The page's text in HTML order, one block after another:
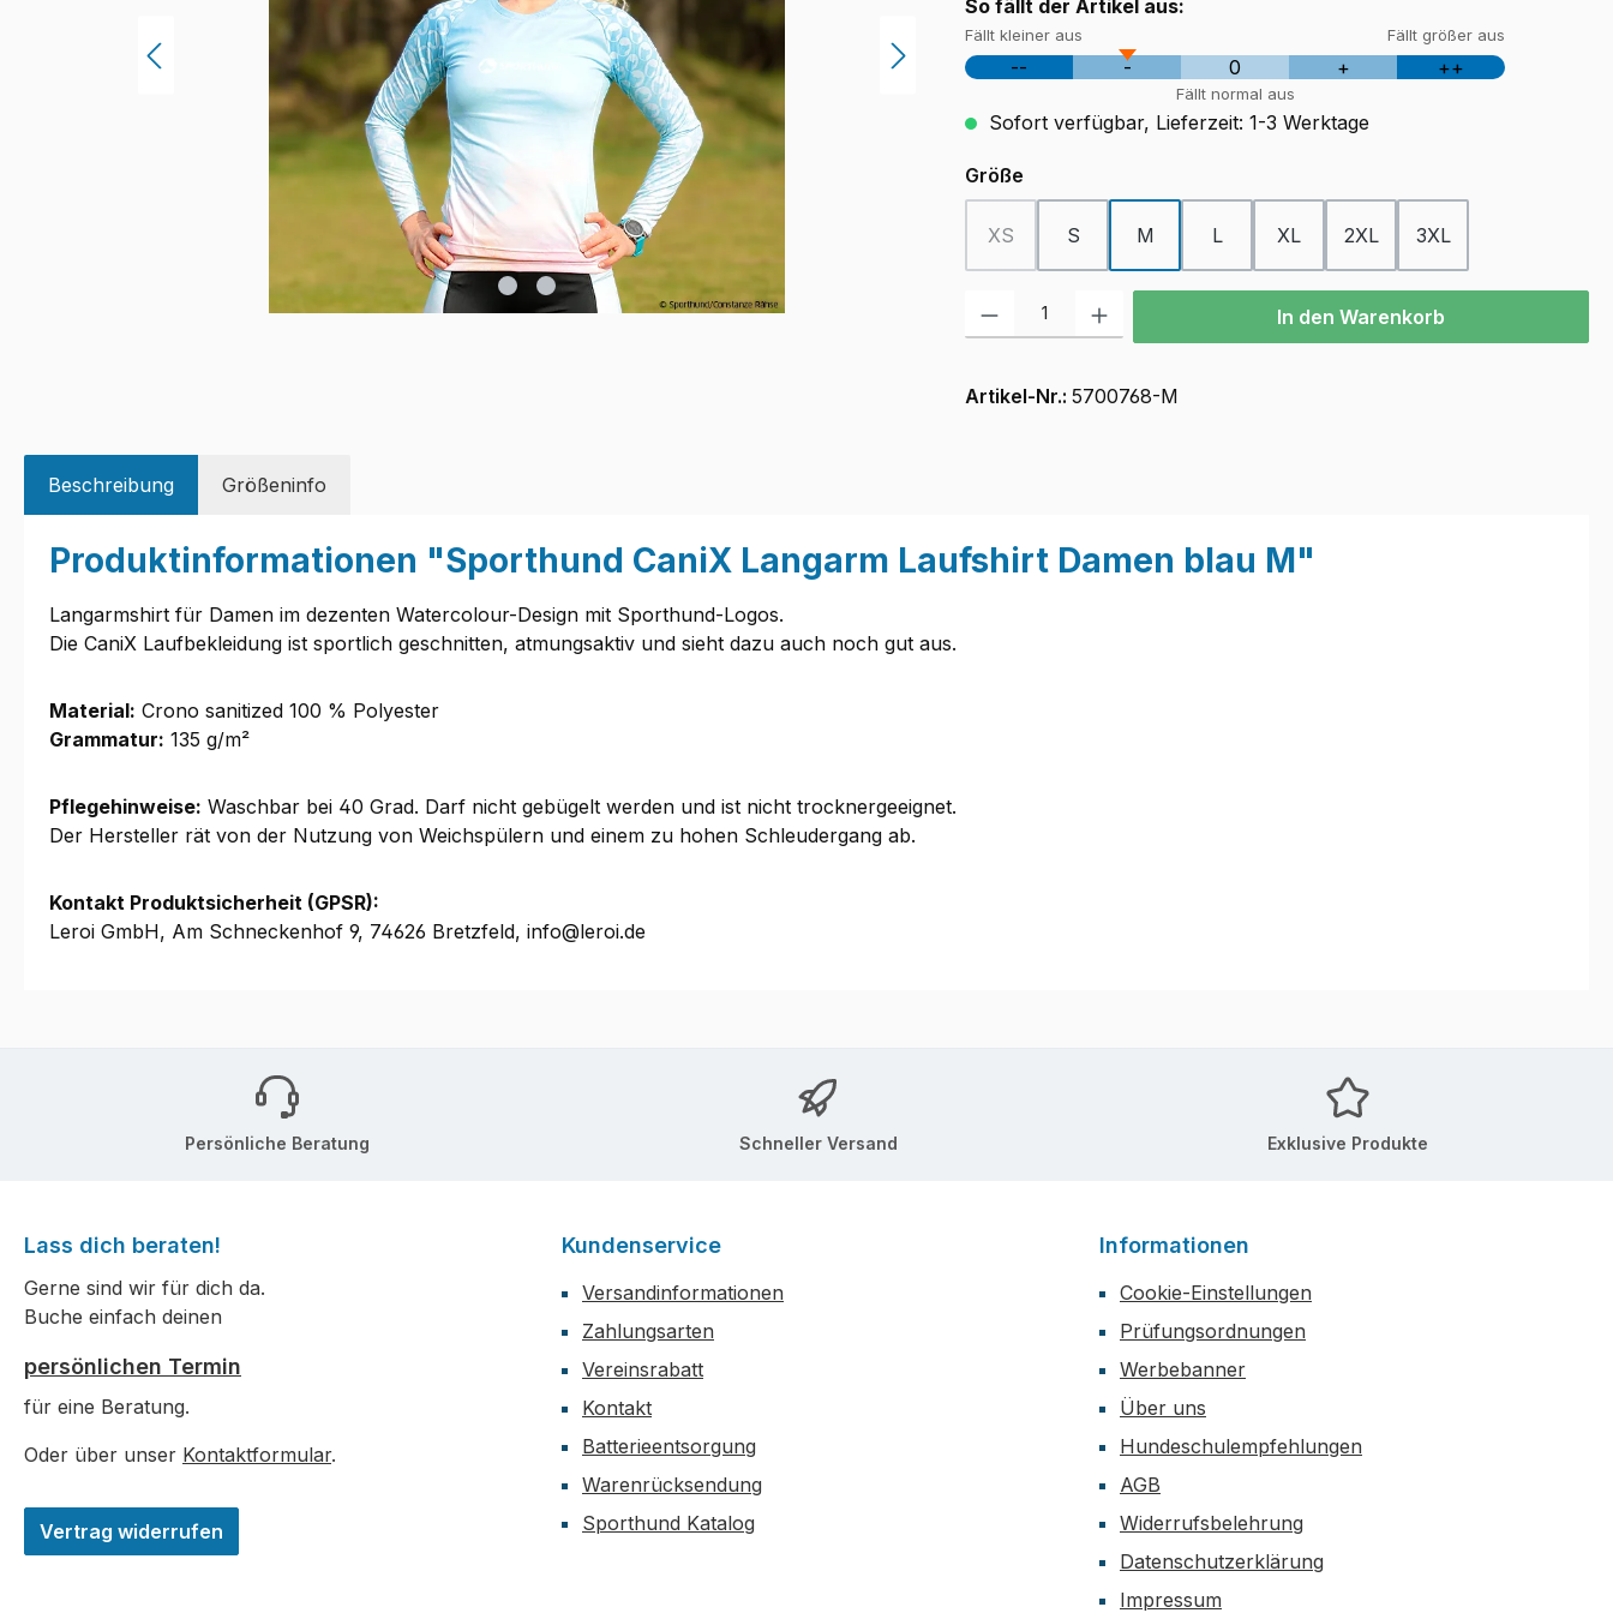
So fällt der Artikel aus:
Fällt kleiner aus Fällt größer aus
-- - 0 + ++
Fällt normal aus
Sofort verfügbar, Lieferzeit: 1-3 Werktage
Größe
XS
(Diese Option ist zurzeit nicht verfügbar.)
S M L XL 2XL 3XL
Produkt Anzahl: Gib den gewünschten Wert ein oder benutze die Schaltflächen
In den Warenkorb
Artikel-Nr.: 5700768-M
Beschreibung Größeninfo
Produktinformationen "Sporthund CaniX Langarm Laufshirt Damen blau M"
Langarmshirt für Damen im dezenten Watercolour-Design mit Sporthund-Logos.
Die CaniX Laufbekleidung ist sportlich geschnitten, atmungsaktiv und sieht dazu auch noch gut aus.
Material: Crono sanitized 100 % Polyester
Grammatur: 135 g/m²
Pflegehinweise: Waschbar bei 40 Grad. Darf nicht gebügelt werden und ist nicht trocknergeeignet.
Der Hersteller rät von der Nutzung von Weichspülern und einem zu hohen Schleudergang ab.
Kontakt Produktsicherheit (GPSR):
Leroi GmbH, Am Schneckenhof 9, 74626 Bretzfeld, info@leroi.de
Persönliche Beratung Schneller Versand Exklusive Produkte
Lass dich beraten!
Gerne sind wir für dich da.
Buche einfach deinen
persönlichen Termin
für eine Beratung.
Oder über unser Kontaktformular.
Vertrag widerrufen
Kundenservice
Versandinformationen
Zahlungsarten
Vereinsrabatt
Kontakt
Batterieentsorgung
Warenrücksendung
Sporthund Katalog
Informationen
Cookie-Einstellungen
Prüfungsordnungen
Werbebanner
Über uns
Hundeschulempfehlungen
AGB
Widerrufsbelehrung
Datenschutzerklärung
Impressum